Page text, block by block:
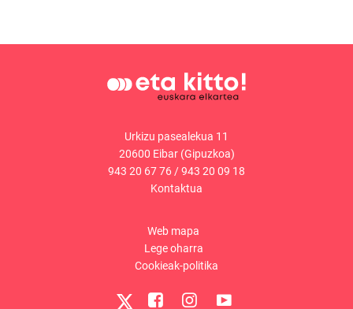
Urkizu pasealekua 11
20600 Eibar (Gipuzkoa)
943 20 67 76/943 20 09 18
Kontaktua
Web mapa
Lege oharra
Cookieak-politika